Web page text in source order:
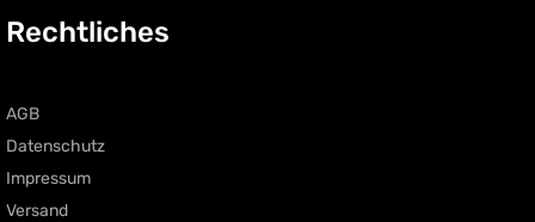
Rechtliches
AGB
Datenschutz
Impressum
Versand